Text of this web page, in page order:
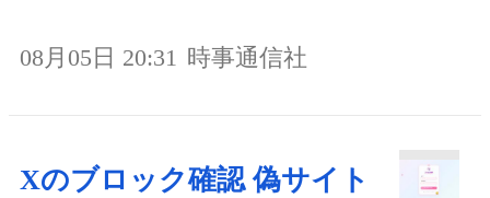
08月05日 20:31 時事通信社
Xのブロック確認 偽サイト